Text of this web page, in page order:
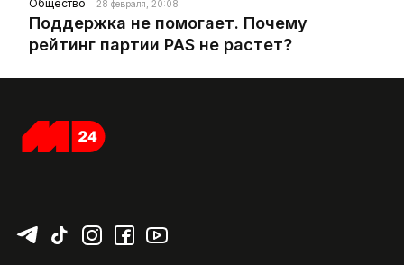
Общество 28 февраля, 20:08
Поддержка не помогает. Почему
рейтинг партии PAS не растет?